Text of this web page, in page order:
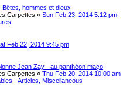
hommes et dieux
Carpettes « Sun Feb 23, 2014 5:12 pm
Feb 22, 2014 9:45 pm
Jean Zay - au panthéon maço
Carpettes « Thu Feb 20, 2014 10:00 am
- Articles, Miscellaneous